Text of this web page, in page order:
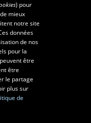
et de développement
développement
) pour
mieux
notre site
données
de nos
pour la
être
être
le partage
plus sur
de